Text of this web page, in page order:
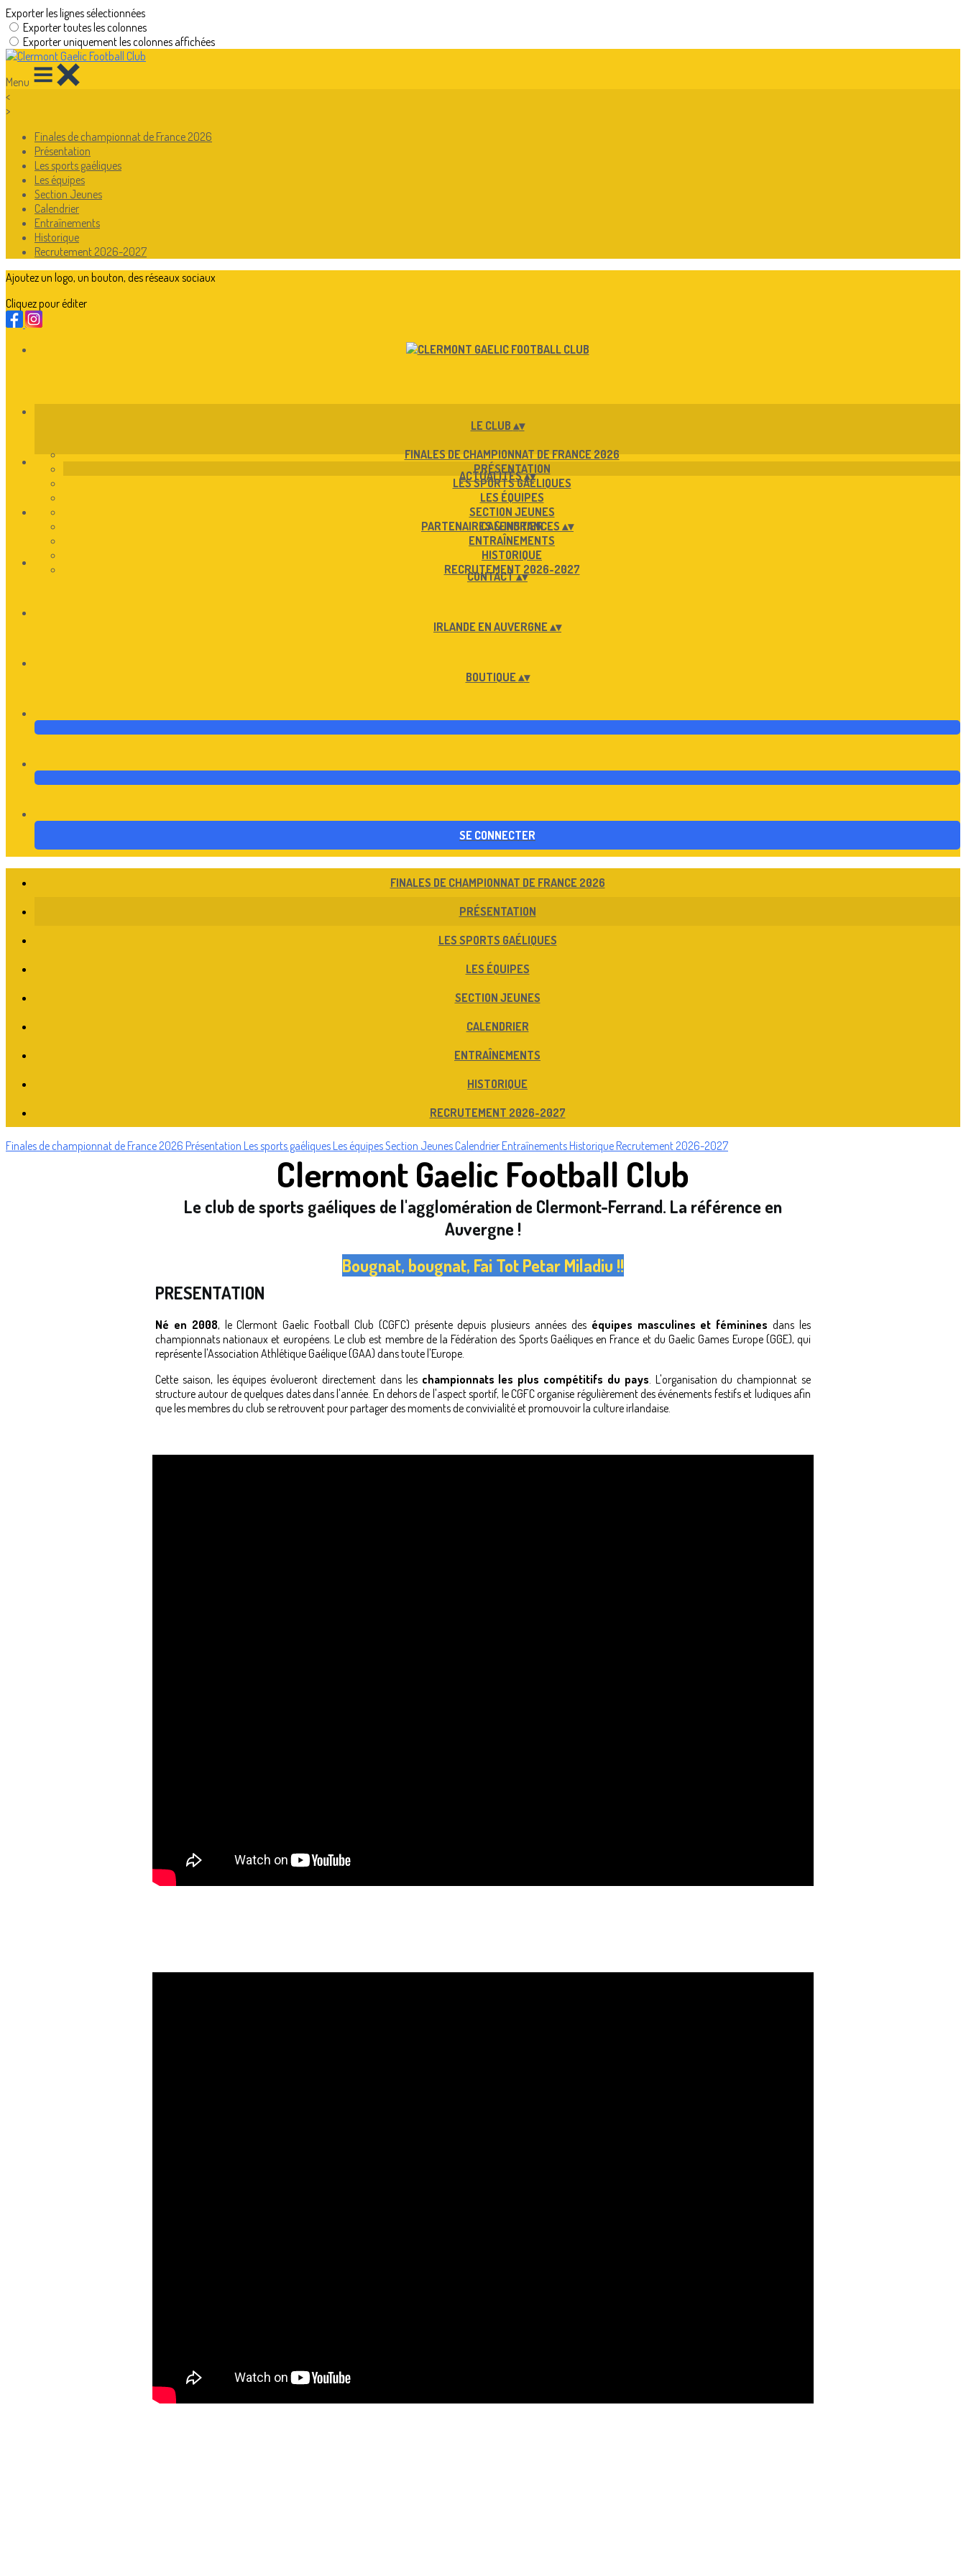
Exporter les lignes sélectionnées
Exporter toutes les colonnes
Exporter uniquement les colonnes affichées
Menu
<
>
Finales de championnat de France 2026
Présentation
Les sports gaéliques
Les équipes
Section Jeunes
Calendrier
Entraînements
Historique
Recrutement 2026-2027
Ajoutez un logo, un bouton, des réseaux sociaux
Cliquez pour éditer
LE CLUB ▴▾
FINALES DE CHAMPIONNAT DE FRANCE 2026
PRÉSENTATION
LES SPORTS GAÉLIQUES
LES ÉQUIPES
SECTION JEUNES
CALENDRIER
ENTRAÎNEMENTS
HISTORIQUE
RECRUTEMENT 2026-2027
ACTUALITÉS▴▾
PARTENAIRES & INSTANCES ▴▾
CONTACT▴▾
IRLANDE EN AUVERGNE ▴▾
BOUTIQUE ▴▾
SE CONNECTER
FINALES DE CHAMPIONNAT DE FRANCE 2026
PRÉSENTATION
LES SPORTS GAÉLIQUES
LES ÉQUIPES
SECTION JEUNES
CALENDRIER
ENTRAÎNEMENTS
HISTORIQUE
RECRUTEMENT 2026-2027
Finales de championnat de France 2026 Présentation Les sports gaéliques Les équipesSection Jeunes Calendrier Entraînements Historique Recrutement 2026-2027
Clermont Gaelic Football Club
Le club de sports gaéliques de l'agglomération de Clermont-Ferrand. La référence en
Auvergne !
Bougnat, bougnat, Fai Tot Petar Miladiu !!
PRESENTATION
Né en 2008, le Clermont Gaelic Football Club (CGFC) présente depuis plusieurs années des équipes masculines et féminines dans les
championnats nationaux et européens. Le club est membre de la Fédération des Sports Gaéliques en France et du Gaelic Games Europe (GGE), qui
représente l'Association Athlétique Gaélique (GAA) dans toute l'Europe.
Cette saison, les équipes évolueront directement dans les championnats les plus compétitifs du pays . L'organisation du championnat se
structure autour de quelques dates dans l'année. En dehors de l'aspect sportif, le CGFC organise régulièrement des événements festifs et ludiques afin
que les membres du club se retrouvent pour partager des moments de convivialité et promouvoir la culture irlandaise.